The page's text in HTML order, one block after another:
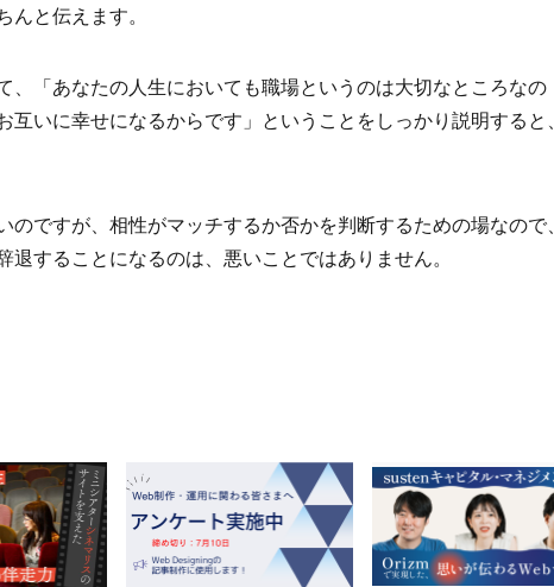
と伝えます。
、「あなたの人生においても職場というのは大切なところなの
いに幸せになるからです」ということをしっかり説明すると、
ですが、相性がマッチするか否かを判断するための場なので、
退することになるのは、悪いことではありません。